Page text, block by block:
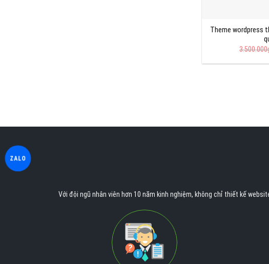
Theme wordpress
3.500.000
Với đội ngũ nhân viên hơn 10 năm kinh nghiệm, không chỉ thiết kế
ZALO